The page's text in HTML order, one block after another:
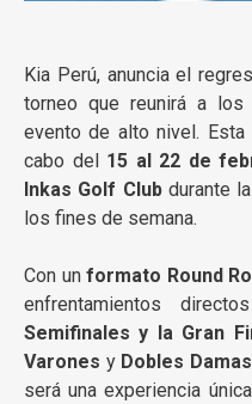
Kia Perú, anuncia el
torneo que reunirá a
evento de alto nivel.
cabo del 15 al 22 de
Inkas Golf Clubdurante
los fines de semana.
Con un formato Round
enfrentamientos
Semifinales y la Gran
Varones y Dobles Damas
será una experiencia